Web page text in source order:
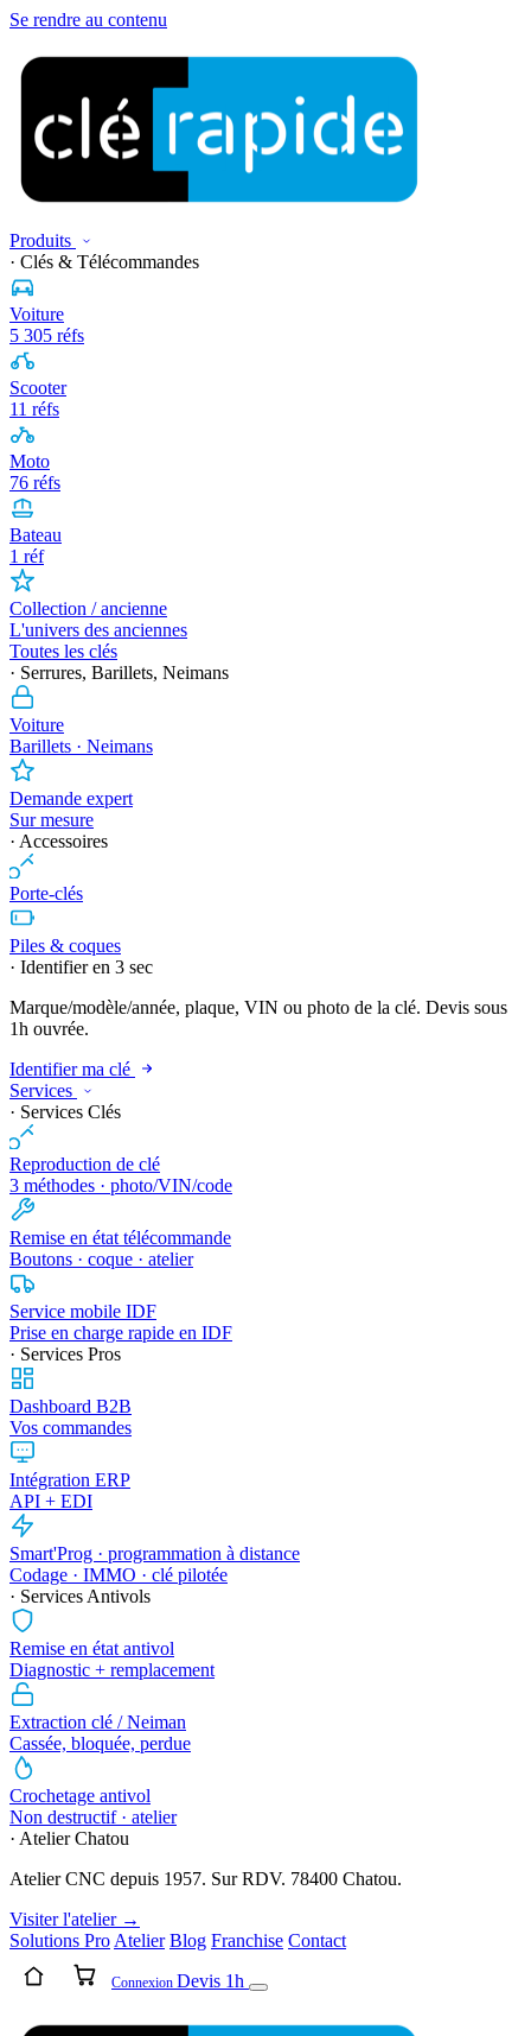
Se rendre au contenu
Produits
· Clés & Télécommandes
Voiture
5 305 réfs
Scooter
11 réfs
Moto
76 réfs
Bateau
1 réf
Collection / ancienne
L'univers des anciennes
Toutes les clés
· Serrures, Barillets, Neimans
Voiture
Barillets · Neimans
Demande expert
Sur mesure
· Accessoires
Porte-clés
Piles & coques
· Identifier en 3 sec
Marque/modèle/année, plaque, VIN ou photo de la clé. Devis sous
1h ouvrée.
Identifier ma clé
Services
· Services Clés
Reproduction de clé
3 méthodes · photo/VIN/code
Remise en état télécommande
Boutons · coque · atelier
Service mobile IDF
Prise en charge rapide en IDF
· Services Pros
Dashboard B2B
Vos commandes
Intégration ERP
API + EDI
Smart'Prog · programmation à distance
Codage · IMMO · clé pilotée
· Services Antivols
Remise en état antivol
Diagnostic + remplacement
Extraction clé / Neiman
Cassée, bloquée, perdue
Crochetage antivol
Non destructif · atelier
· Atelier Chatou
Atelier CNC depuis 1957. Sur RDV. 78400 Chatou.
Visiter l'atelier →
Solutions Pro Atelier Blog Franchise Contact
Connexion Devis 1h